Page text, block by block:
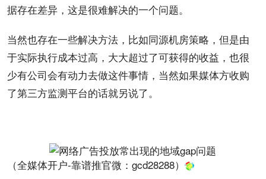
据存在差异，这是很难解决的一个问题。
当然也存在一些解决方法，比如同源机房策略，但是由
于实际执行成本过高，大大超过了可获得的收益，也很
少有公司会有动力去做这件事情，当然如果媒体方收购
了第三方监测平台的话就另说了。
（全媒体开户-靠谱推官微： gcd28288）